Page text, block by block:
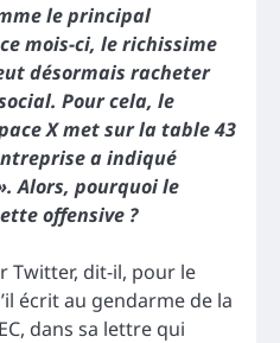
le principal
mois-ci, le richissime
désormais racheter
Pour cela, le
X met sur la table 43
a indiqué
Alors, pourquoi le
offensive ?
Twitter, dit-il, pour le
écrit au gendarme de la
dans sa lettre qui